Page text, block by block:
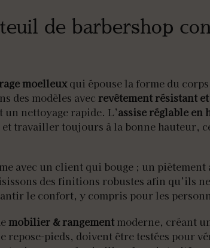
de barbershop
moelleuxqui épouse la forme du
des modèles avec revêtement résistant
nettoyage rapide. L’assise réglable en
travailler toujours à la bonne hauteur,
avec un client qui bouge ; un
des finitions robustes afin qu’ils
le confort, y compris pour les
mobilier & rangement moderne, créant
pieds, doivent être testées pour